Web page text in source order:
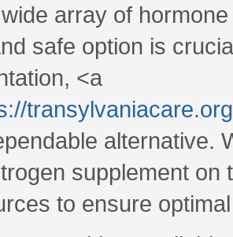
array of
safe option is
<a
alternative.
supplement
to ensure